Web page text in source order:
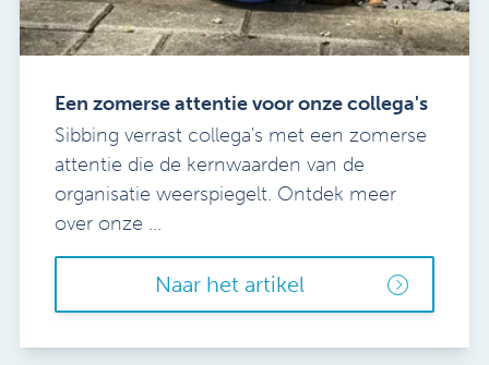
Een zomerse attentie voor onze collega's
Sibbing verrast collega's met een zomerse
attentie die de kernwaarden van de
organisatie weerspiegelt. Ontdek meer
over onze ...
Naar het artikel